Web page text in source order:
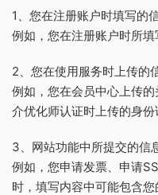
1、您在注册账户时填写的
例如，您在注册账户时所填
2、您在使用服务时上传的
例如，您在会员中心上传
介优化师认证时上传的身份
3、网站功能中所提交的信
例如，您申请发票、申请
时，填写内容中可能包含